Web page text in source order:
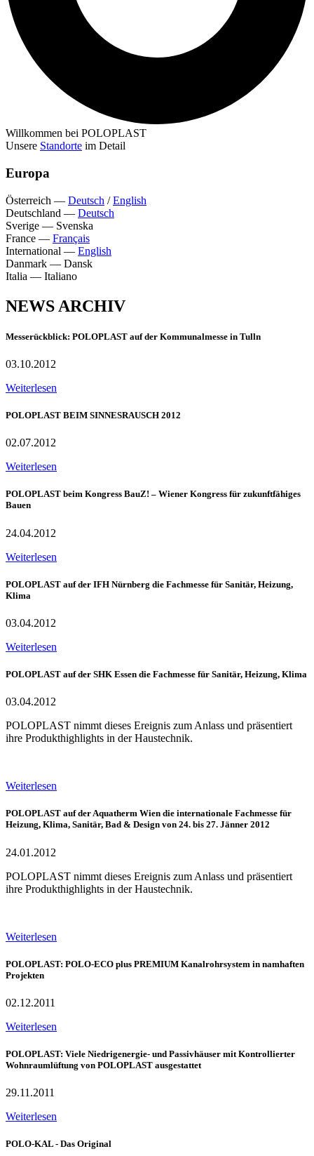
Willkommen bei POLOPLAST
Unsere Standorte im Detail
Europa
Österreich — Deutsch /English
Deutschland — Deutsch
Sverige — Svenska
France — Français
International — English
Danmark — Dansk
Italia — Italiano
NEWS ARCHIV
Messerückblick: POLOPLAST auf der Kommunalmesse in Tulln
03.10.2012
Weiterlesen
POLOPLAST BEIM SINNESRAUSCH 2012
02.07.2012
Weiterlesen
POLOPLAST beim Kongress BauZ! – Wiener Kongress für zukunftfähiges
Bauen
24.04.2012
Weiterlesen
POLOPLAST auf der IFH Nürnberg die Fachmesse für Sanitär, Heizung,
Klima
03.04.2012
Weiterlesen
POLOPLAST auf der SHK Essen die Fachmesse für Sanitär, Heizung, Klima
03.04.2012
POLOPLAST nimmt dieses Ereignis zum Anlass und präsentiert
ihre Produkthighlights in der Haustechnik.
Weiterlesen
POLOPLAST auf der Aquatherm Wien die internationale Fachmesse für
Heizung, Klima, Sanitär, Bad & Design von 24. bis 27. Jänner 2012
24.01.2012
POLOPLAST nimmt dieses Ereignis zum Anlass und präsentiert
ihre Produkthighlights in der Haustechnik.
Weiterlesen
POLOPLAST: POLO-ECO plus PREMIUM Kanalrohrsystem in namhaften
Projekten
02.12.2011
Weiterlesen
POLOPLAST: Viele Niedrigenergie- und Passivhäuser mit Kontrollierter
Wohnraumlüftung von POLOPLAST ausgestattet
29.11.2011
Weiterlesen
POLO-KAL - Das Original